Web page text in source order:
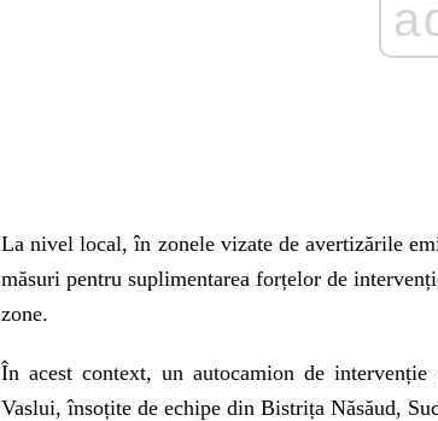
La nivel local, în zonele vizate de avertizările
măsuri pentru suplimentarea forțelor de
zone.
În acest context, un autocamion de
Vaslui, însoțite de echipe din Bistrița Năsăud,